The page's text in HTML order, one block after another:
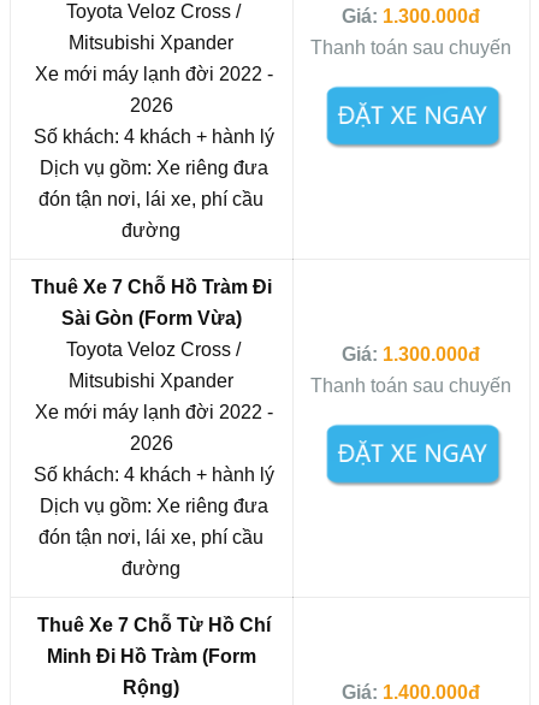
Toyota Veloz Cross /
Mitsubishi Xpander
Xe mới máy lạnh đời 2022 -
2026
Số khách: 4 khách + hành lý
Dịch vụ gồm: Xe riêng đưa
đón tận nơi, lái xe, phí cầu
đường
Giá: 1.300.000đ
Thanh toán sau chuyến
Thuê Xe 7 Chỗ Hồ Tràm Đi
Sài Gòn (Form Vừa)
Toyota Veloz Cross /
Mitsubishi Xpander
Xe mới máy lạnh đời 2022 -
2026
Số khách: 4 khách + hành lý
Dịch vụ gồm: Xe riêng đưa
đón tận nơi, lái xe, phí cầu
đường
Giá: 1.300.000đ
Thanh toán sau chuyến
Thuê Xe 7 Chỗ Từ Hồ Chí
Minh Đi Hồ Tràm (Form
Rộng)
Giá: 1.400.000đ